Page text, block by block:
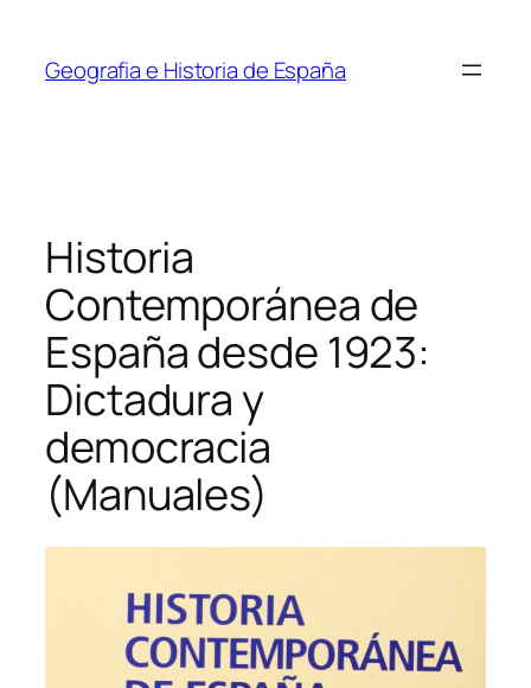
contenido
Geografia e Historia de España
Historia
Contemporánea de
España desde 1923:
Dictadura y
democracia
(Manuales)